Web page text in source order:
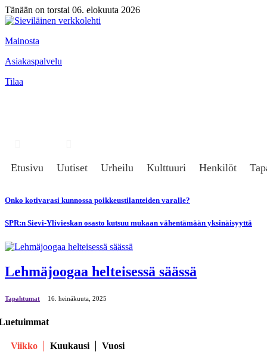
Tänään on torstai 06. elokuuta 2026
Mainosta
Asiakaspalvelu
Tilaa
Etusivu Uutiset Urheilu Kulttuuri Henkilöt
Onko kotivarasi kunnossa poikkeustilanteiden varalle?
SPR:n Sievi-Ylivieskan osasto kutsuu mukaan vähentämään yksinäisyyttä
Lehmäjoogaa helteisessä säässä
Tapahtumat 16. heinäkuuta, 2025
Viikko Kuukausi Vuosi